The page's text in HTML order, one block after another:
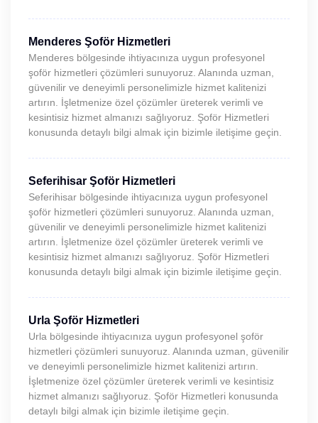
Menderes Şoför Hizmetleri
Menderes bölgesinde ihtiyacınıza uygun profesyonel
şoför hizmetleri çözümleri sunuyoruz. Alanında uzman,
güvenilir ve deneyimli personelimizle hizmet kalitenizi
artırın. İşletmenize özel çözümler üreterek verimli ve
kesintisiz hizmet almanızı sağlıyoruz. Şoför Hizmetleri
konusunda detaylı bilgi almak için bizimle iletişime geçin.
Seferihisar Şoför Hizmetleri
Seferihisar bölgesinde ihtiyacınıza uygun profesyonel
şoför hizmetleri çözümleri sunuyoruz. Alanında uzman,
güvenilir ve deneyimli personelimizle hizmet kalitenizi
artırın. İşletmenize özel çözümler üreterek verimli ve
kesintisiz hizmet almanızı sağlıyoruz. Şoför Hizmetleri
konusunda detaylı bilgi almak için bizimle iletişime geçin.
Urla Şoför Hizmetleri
Urla bölgesinde ihtiyacınıza uygun profesyonel şoför
hizmetleri çözümleri sunuyoruz. Alanında uzman, güvenilir
ve deneyimli personelimizle hizmet kalitenizi artırın.
İşletmenize özel çözümler üreterek verimli ve kesintisiz
hizmet almanızı sağlıyoruz. Şoför Hizmetleri konusunda
detaylı bilgi almak için bizimle iletişime geçin.